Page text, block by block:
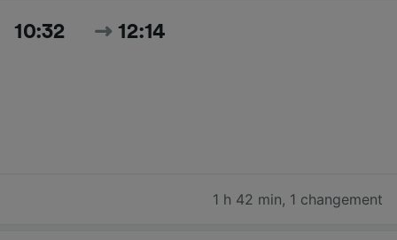
10:32 12:14
1 h 42 min, 1 changement